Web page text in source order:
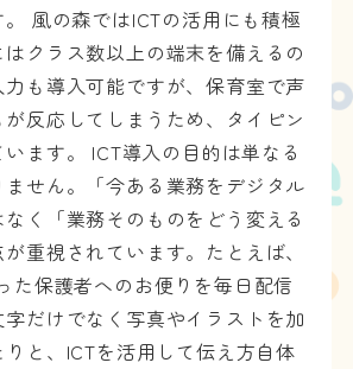
風の森ではICTの活用にも積極
クラス数以上の端末を備えるの
も導入可能ですが、保育室で声
反応してしまうため、タイピン
ます。 ICT導入の目的は単なる
せん。「今ある業務をデジタル
く「業務そのものをどう変える
重視されています。たとえば、
た保護者へのお便りを毎日配信
字だけでなく写真やイラストを加
と、ICTを活用して伝え方自体